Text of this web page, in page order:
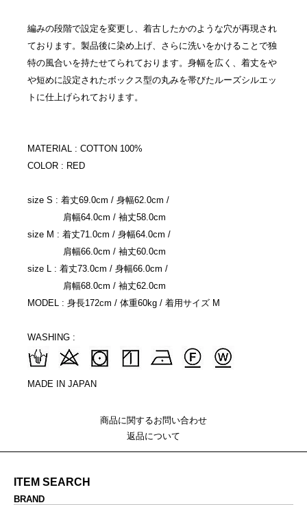
編みの段階で設定を変更し、着古したかのような穴が再現され
ております。製品後に染め上げ、さらに洗いをかけることで独
特の風合いを持たせてられております。身幅を広く、着丈をや
や短めに設定されたボックス型の丸みを帯びたルーズシルエッ
トに仕上げられております。
MATERIAL : COTTON 100%
COLOR : RED
size S : 着丈69.0cm / 身幅62.0cm /
肩幅64.0cm / 袖丈58.0cm
size M : 着丈71.0cm / 身幅64.0cm /
肩幅66.0cm / 袖丈60.0cm
size L : 着丈73.0cm / 身幅66.0cm /
肩幅68.0cm / 袖丈62.0cm
MODEL : 身長172cm / 体重60kg / 着用サイズ M
WASHING :
MADE IN JAPAN
商品に関するお問い合わせ
返品について
ITEM SEARCH
BRAND